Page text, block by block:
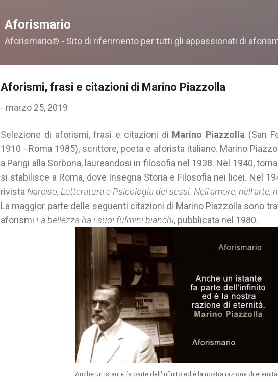
Aforismario
Aforismario® - Sito di riferimento per tutti gli appassionati di
Aforismi, frasi e citazioni di Marino Piazzolla
- marzo 25, 2019
Selezione di aforismi, frasi e citazioni di Marino Piazzolla (San
1910 - Roma 1985), scrittore, poeta e aforista italiano. Marino
a Parigi alla Sorbona, laureandosi in filosofia nel 1938. Nel 1940,
si stabilisce a Roma, dove Insegna Storia e Filosofia nei licei. Nel
rivista Narciso, Letteratura e Psicologia dei sessi. Nell'amore, nell'arte,
La maggior parte delle seguenti citazioni di Marino Piazzolla sono
aforismi La bellezza ha i suoi fulmini bianchi, pubblicata nel 1980.
Anche un istante fa parte dell'infinito ed è la nostra razione di